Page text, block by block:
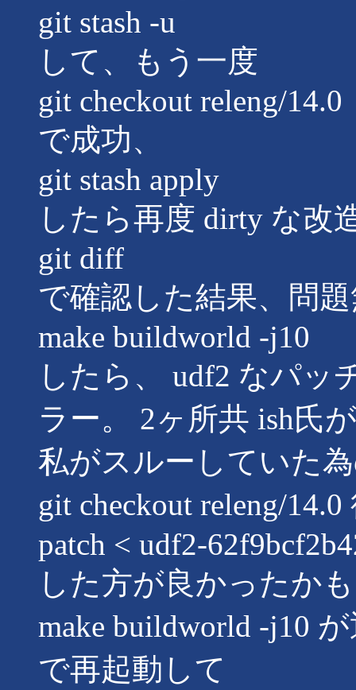
git stash -u
して、もう一度
git checkout releng/14.0
で成功、
git stash apply
したら再度 dirty な改
git diff
で確認した結果、問
make buildworld -j10
したら、 udf2 なパッ
ラー。 2ヶ所共 ish氏
私がスルーしていた
git checkout releng/
patch < udf2-
した方が良かったか
make buildworld -j10
で再起動して